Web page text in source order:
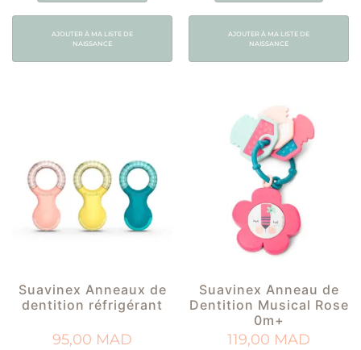
AJOUTER À MA LISTE DE
NAISSANCE
AJOUTER À MA LISTE DE
NAISSANCE
Suavinex Anneaux de
dentition réfrigérant
95,00 MAD
Suavinex Anneau de
Dentition Musical Rose
0m+
119,00 MAD